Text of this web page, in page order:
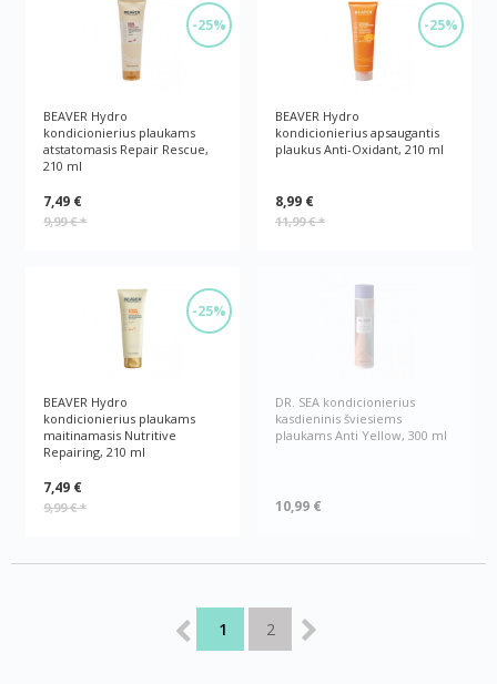
-25%
BEAVER Hydro
kondicionierius plaukams
atstatomasis Repair Rescue,
210 ml
7,49 €
9,99 €*
-25%
BEAVER Hydro
kondicionierius apsaugantis
plaukus Anti-Oxidant, 210 ml
8,99 €
11,99 €*
-25%
BEAVER Hydro
kondicionierius plaukams
maitinamasis Nutritive
Repairing, 210 ml
7,49 €
9,99 €*
DR. SEA kondicionierius
kasdieninis šviesiems
plaukams Anti Yellow, 300 ml
10,99 €
1 2